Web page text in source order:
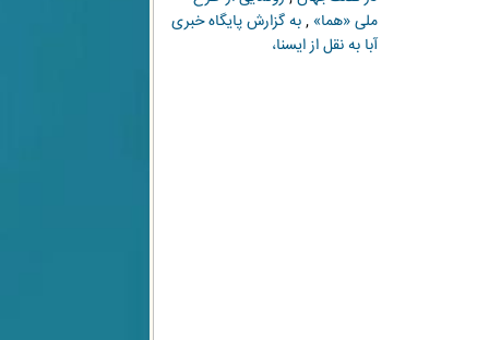
ملی «هما»,به گزارش پایگاه خبری
آبا به نقل از ایسنا،